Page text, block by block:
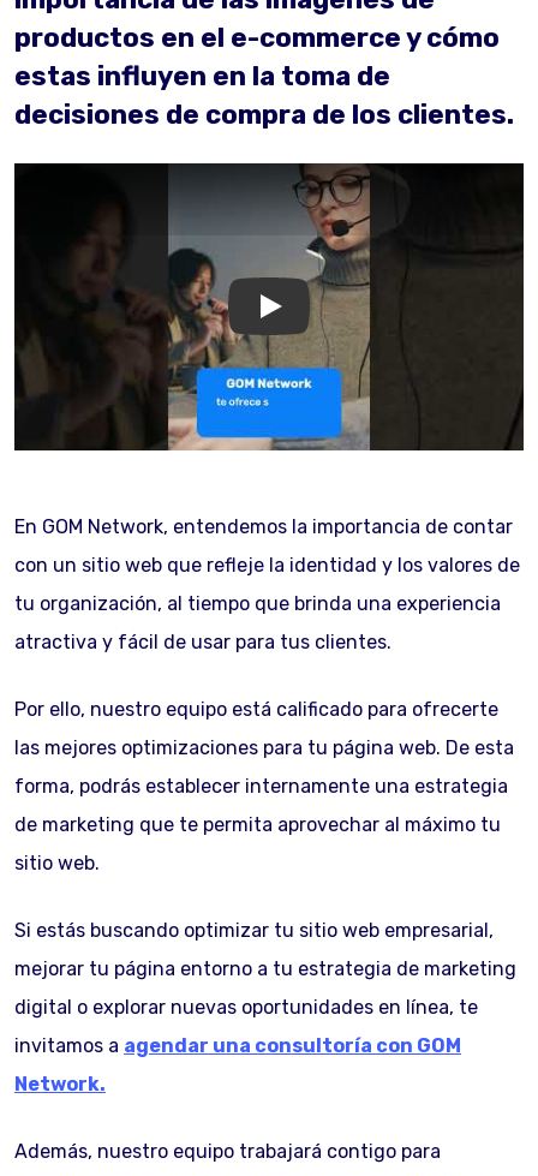
productos en el e-commerce y cómo
estas influyen en la toma de
decisiones de compra de los clientes.
GOM Network
En GOM Network, entendemos la importancia de contar
con un sitio web que refleje la identidad y los valores de
tu organización, al tiempo que brinda una experiencia
atractiva y fácil de usar para tus clientes.
Por ello, nuestro equipo está calificado para ofrecerte
las mejores optimizaciones para tu página web. De esta
forma, podrás establecer internamente una estrategia
de marketing que te permita aprovechar al máximo tu
sitio web.
Si estás buscando optimizar tu sitio web empresarial,
mejorar tu página entorno a tu estrategia de marketing
digital o explorar nuevas oportunidades en línea, te
invitamos a agendar una consultoría con GOM
Network.
Además, nuestro equipo trabajará contigo para